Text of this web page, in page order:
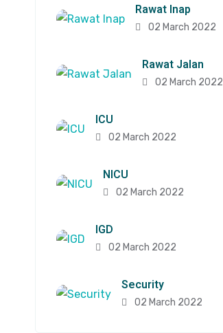
Rawat Inap
02 March 2022
Rawat Jalan
02 March 2022
ICU
02 March 2022
NICU
02 March 2022
IGD
02 March 2022
Security
02 March 2022